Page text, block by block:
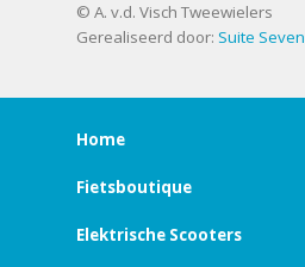
© A. v.d. Visch Tweewielers
Gerealiseerd door: Suite Seven
Home
Fietsboutique
Elektrische Scooters